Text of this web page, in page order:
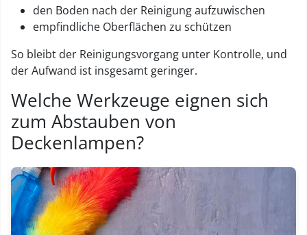
den Boden nach der Reinigung aufzuwischen
empfindliche Oberflächen zu schützen
So bleibt der Reinigungsvorgang unter Kontrolle, und
der Aufwand ist insgesamt geringer.
Welche Werkzeuge eignen sich
zum Abstauben von
Deckenlampen?